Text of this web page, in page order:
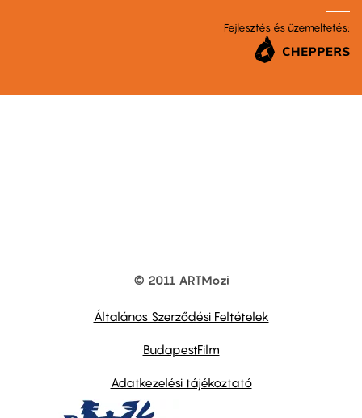
Fejlesztés és üzemeltetés:
© 2011 ARTMozi
Általános Szerződési Feltételek
BudapestFilm
Adatkezelési tájékoztató